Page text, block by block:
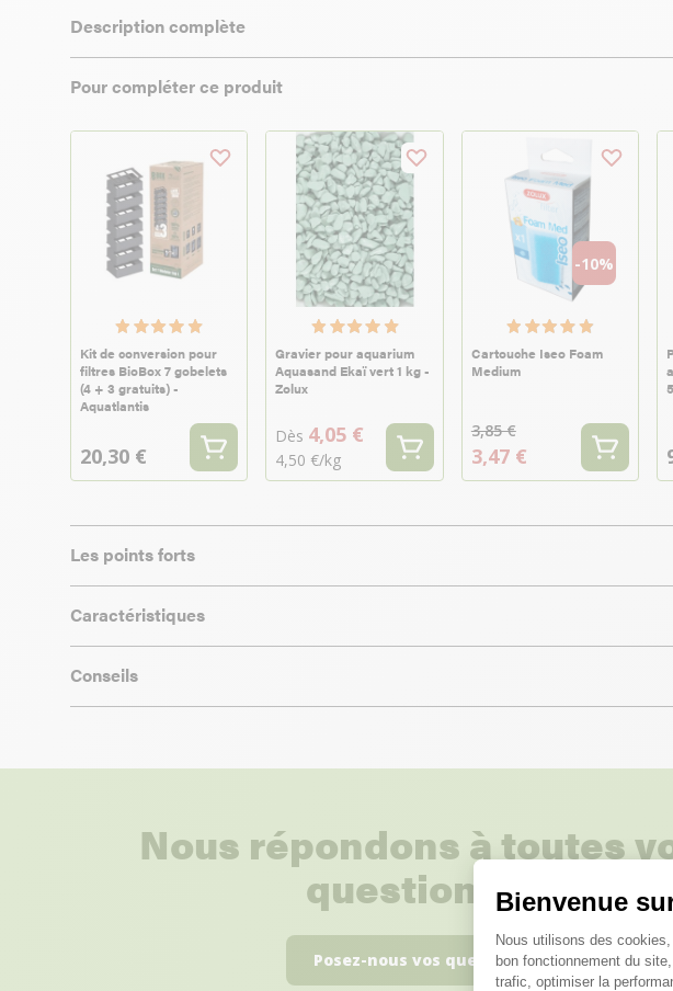
Bienvenue
Plateforme
Nous utilisons des
bon fonctionnement du
trafic, optimiser la
Description complète
Pour compléter ce produit
Kit de conversion pour
filtres BioBox 7 gobelets
(4 + 3 gratuits) -
Aquatlantis
20,30 €
Gravier pour aquarium
Aquasand Ekaï vert 1 kg -
Zolux
Dès 4,05 €
4,50 €/kg
-10%
Cartouche Iseo Foam
Medium
3,85 €
3,47 €
Les points forts
Caractéristiques
Conseils
Nous répondons à toutes
questions ;)
Posez-nous vos questions